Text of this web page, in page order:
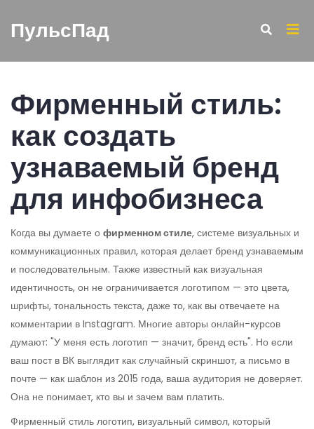
ПульсПад
Фирменный стиль:
как создать
узнаваемый бренд
для инфобизнеса
Когда вы думаете о фирменном стиле, системе визуальных и
коммуникационных правил, которая делает бренд узнаваемым
и последовательным. Также известный как визуальная
идентичность, он не ограничивается логотипом — это цвета,
шрифты, тональность текста, даже то, как вы отвечаете на
комментарии в Instagram. Многие авторы онлайн-курсов
думают: "У меня есть логотип — значит, бренд есть". Но если
ваш пост в ВК выглядит как случайный скриншот, а письмо в
почте — как шаблон из 2015 года, ваша аудитория не доверяет.
Она не понимает, кто вы и зачем вам платить.
Фирменный стиль логотип, визуальный символ, который